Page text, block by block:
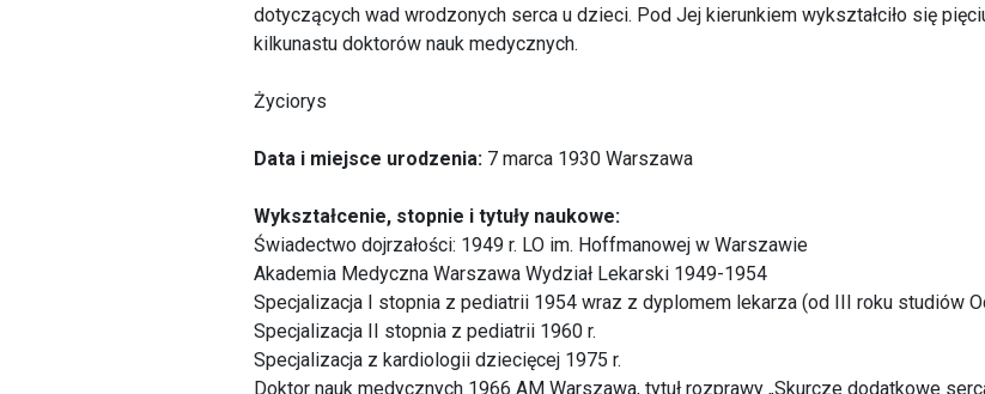
dotyczących wad wrodzonych serca u dzieci. Pod Jej kierunkiem wykształciło się
kilkunastu doktorów nauk medycznych.
Życiorys
Data i miejsce urodzenia: 7 marca 1930 Warszawa
Wykształcenie, stopnie i tytuły naukowe:
Świadectwo dojrzałości: 1949 r. LO im. Hoffmanowej w Warszawie
Akademia Medyczna Warszawa Wydział Lekarski 1949-1954
Specjalizacja I stopnia z pediatrii 1954 wraz z dyplomem lekarza (od III roku studiów
Specjalizacja II stopnia z pediatrii 1960 r.
Specjalizacja z kardiologii dziecięcej 1975 r.
Doktor nauk medycznych 1966 AM Warszawa, tytuł rozprawy „Skurcze dodatkowe